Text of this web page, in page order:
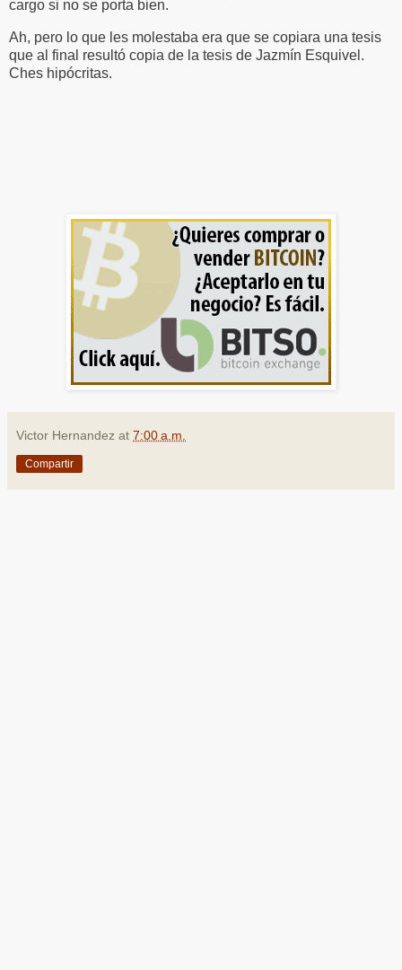
cargo si no se porta bien.
Ah, pero lo que les molestaba era que se copiara una tesis
que al final resultó copia de la tesis de Jazmín Esquivel.
Ches hipócritas.
Victor Hernandez at 7:00 a.m.
Compartir